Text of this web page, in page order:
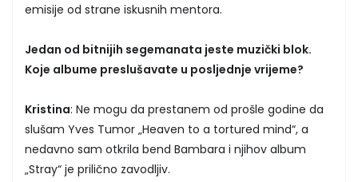
emisije od strane iskusnih mentora.
Jedan od bitnijih segemanata jeste muzički blok.
Koje albume preslušavate u posljednje vrijeme?
Kristina: Ne mogu da prestanem od prošle godine da
slušam Yves Tumor „Heaven to a tortured mind“, a
nedavno sam otkrila bend Bambara i njihov album
„Stray“ je prilično zavodljiv.